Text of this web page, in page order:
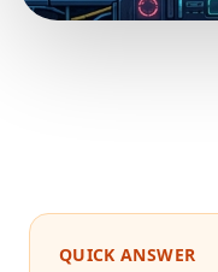
QUICK ANSWER